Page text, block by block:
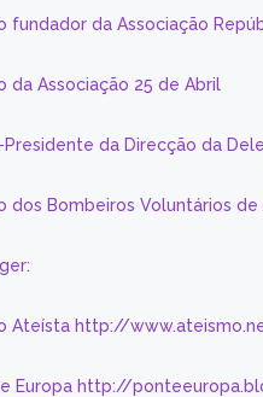
fundador da Associação
da Associação 25 de Abril
da Direcção da
dos Bombeiros Voluntários de
Ateísta http://
Europa http://